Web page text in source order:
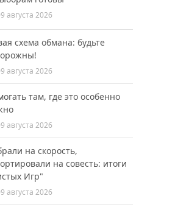
августа 2026
схема обмана: будьте
августа 2026
там, где это особенно
августа 2026
на скорость,
на совесть: итоги
Игр"
августа 2026